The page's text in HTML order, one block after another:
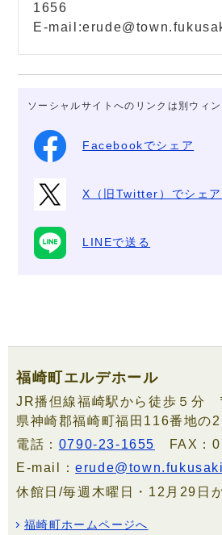
1656
E-
ソーシャルサイトへのリンクは別ウィ
Facebookでシェア
X（旧Twitter）でシェア
LINEで送る
福崎町エルデホール
JR播但線福崎駅から徒歩５分
県神崎郡福崎町福田116番地の2
電話： 0790-23-1655
FAX：
E-mail：
休館日/毎週木曜日・12月29日
福崎町ホームページへ